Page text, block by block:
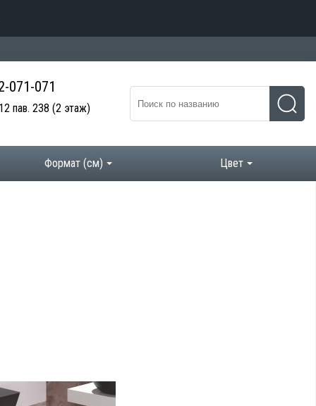
071-071
пав. 238 (2 этаж)
Формат (см) Цвет